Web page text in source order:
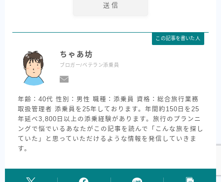
この記事を書いた人
ちゃあ坊
ブロガー/ベテラン添乗員
年齢：40代 性別：男性 職種：添乗員 資格：総合旅行業務
取扱管理者 添乗員を25年しております。年間約150日を25
年延べ3,800日以上の添乗経験があります。旅行のプランニ
ングで悩でいるあなたがこの記事を読んで「こんな旅を探し
ていた」と思っていただけるような情報を発信していきま
す。